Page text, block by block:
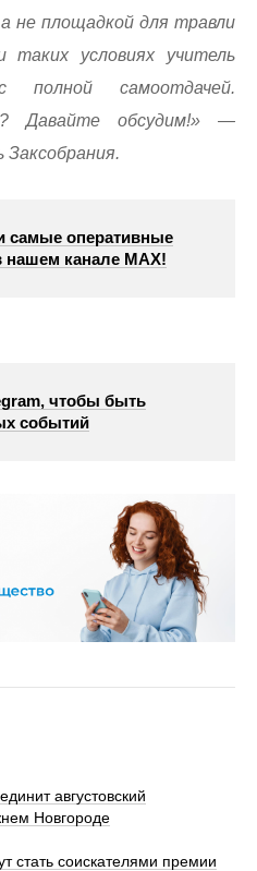
не площадкой для травли
таких условиях учитель
самоотдачей.
Давайте обсудим!» —
Заксобрания.
самые оперативные
нашем канале МАХ!
чтобы быть
событий
августовский
Новгороде
стать соискателями премии